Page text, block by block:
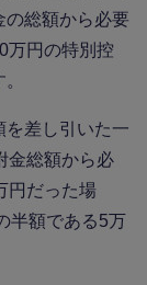
の総額から必要
万円の特別控
を差し引いた一
金総額から必
円だった場
半額である5万